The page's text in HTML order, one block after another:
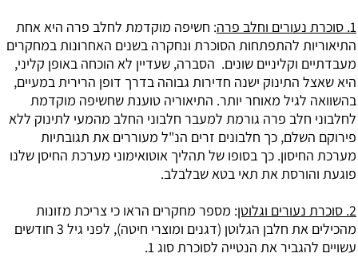
1. סוכרת נעורים וחלב פרה
: חשיפה מוקדמת לחלב פרה היא אחת
התיאוריות להתפתחות הסוכרת ונחקרה בשנים האחרונות במחקרים
מעבדתיים וקליניים שונים. הסברה, שעדיין לא הוכחה באופן קליני,
היא שאצל התינוק ישנה חדירות גבוהה בדרך דופן הרירית במעיים,
בהשוואה לגיל מאוחר יותר. התיאוריה טוענת שחשיפה מוקדמת
לחלבוני חלב פרה גורמת למעבר חלבוני החלב מהמעי לתינוק ללא
פירוקם השלם, כך חלבונים זרים הנ"ל מעוררים את תגובתיות
מערכת החיסון. כך בסופו של תהליך אוטואימוני מערכת החיסן שלנו
פוגעת והורסת את תאי בטא שבלבלב.
2. סוכרת נעורים וגלוטן
: מספר מחקרים הראו כי צריכת מזונות
מהכילים את חלבן הגלוטן (דגנים ומוצרי חיטה), לפני גיל 3 חודשים
עשויים להגביר את הנטייה לסוכרת סוג 1.